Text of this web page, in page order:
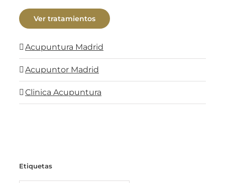
Ver tratamientos
Acupuntura Madrid
Acupuntor Madrid
Clinica Acupuntura
Etiquetas